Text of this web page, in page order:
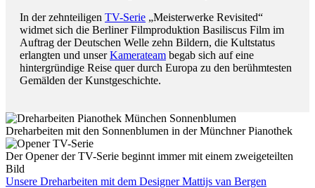
In der zehnteiligen TV-Serie „Meisterwerke Revisited“
widmet sich die Berliner Filmproduktion Basiliscus Film im
Auftrag der Deutschen Welle zehn Bildern, die Kultstatus
erlangten und unserKamerateam begab sich auf eine
hintergründige Reise quer durch Europa zu den berühmtesten
Gemälden der Kunstgeschichte.
Dreharbeiten mit den Sonnenblumen in der Münchner Pianothek
Der Opener der TV-Serie beginnt immer mit einem zweigeteilten
Bild
Unsere Dreharbeiten mit dem Designer Mattijs van Bergen